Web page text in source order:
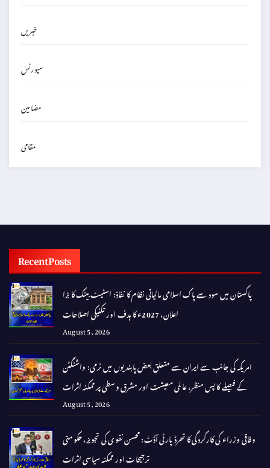
خبریں
سپورٹس
مضامین
مقامی
Recent Posts
پاکستان میں سود سے پاک اسلامی مالیاتی نظام کا نفاذ: اسٹیٹ بینک کا بڑا
اعلان، 2027ء کا ہدف اور تکنیکی اصلاحات
August 5, 2026
امریکہ کی جانب سے ایران سے متعلق بعض پابندیوں میں نرمی: واشنگٹن
کے فیصلے کا پس منظر، عالمی معیشت اور مشرق وسطیٰ پر ممکنہ اثرات
August 5, 2026
وفاقی وزراء کی کارکردگی کا تھرڈ پارٹی آڈٹ: محسن نقوی کی تجویز، حکومتی
ترجیحات اور ممکنہ سیاسی اثرات